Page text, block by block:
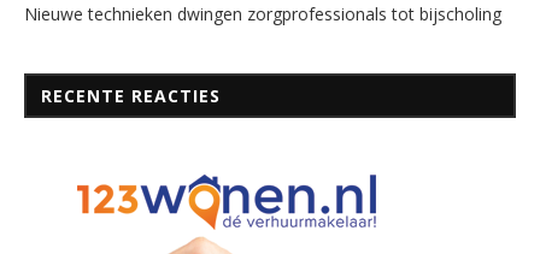
Nieuwe technieken dwingen zorgprofessionals tot bijscholing
RECENTE REACTIES